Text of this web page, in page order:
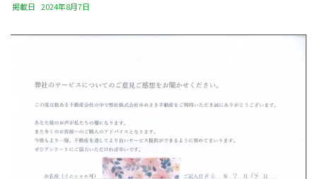
掲載日 2024年8月7日